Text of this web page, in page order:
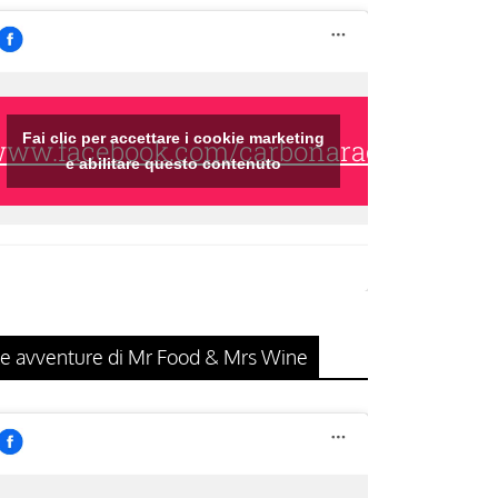
carbonaraclub/
Fai clic per accettare i cookie marketing
e abilitare questo contenuto
avventure di Mr Food & Mrs Wine